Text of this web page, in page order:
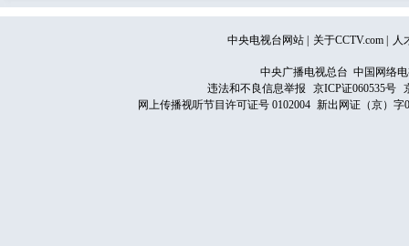
中央电视台网站 关于CCTV.com 人
中央广播电视总台 中国网络
违法和不良信息举报
京ICP证060535号
网上传播视听节目许可证号 0102004 新出网证（京）